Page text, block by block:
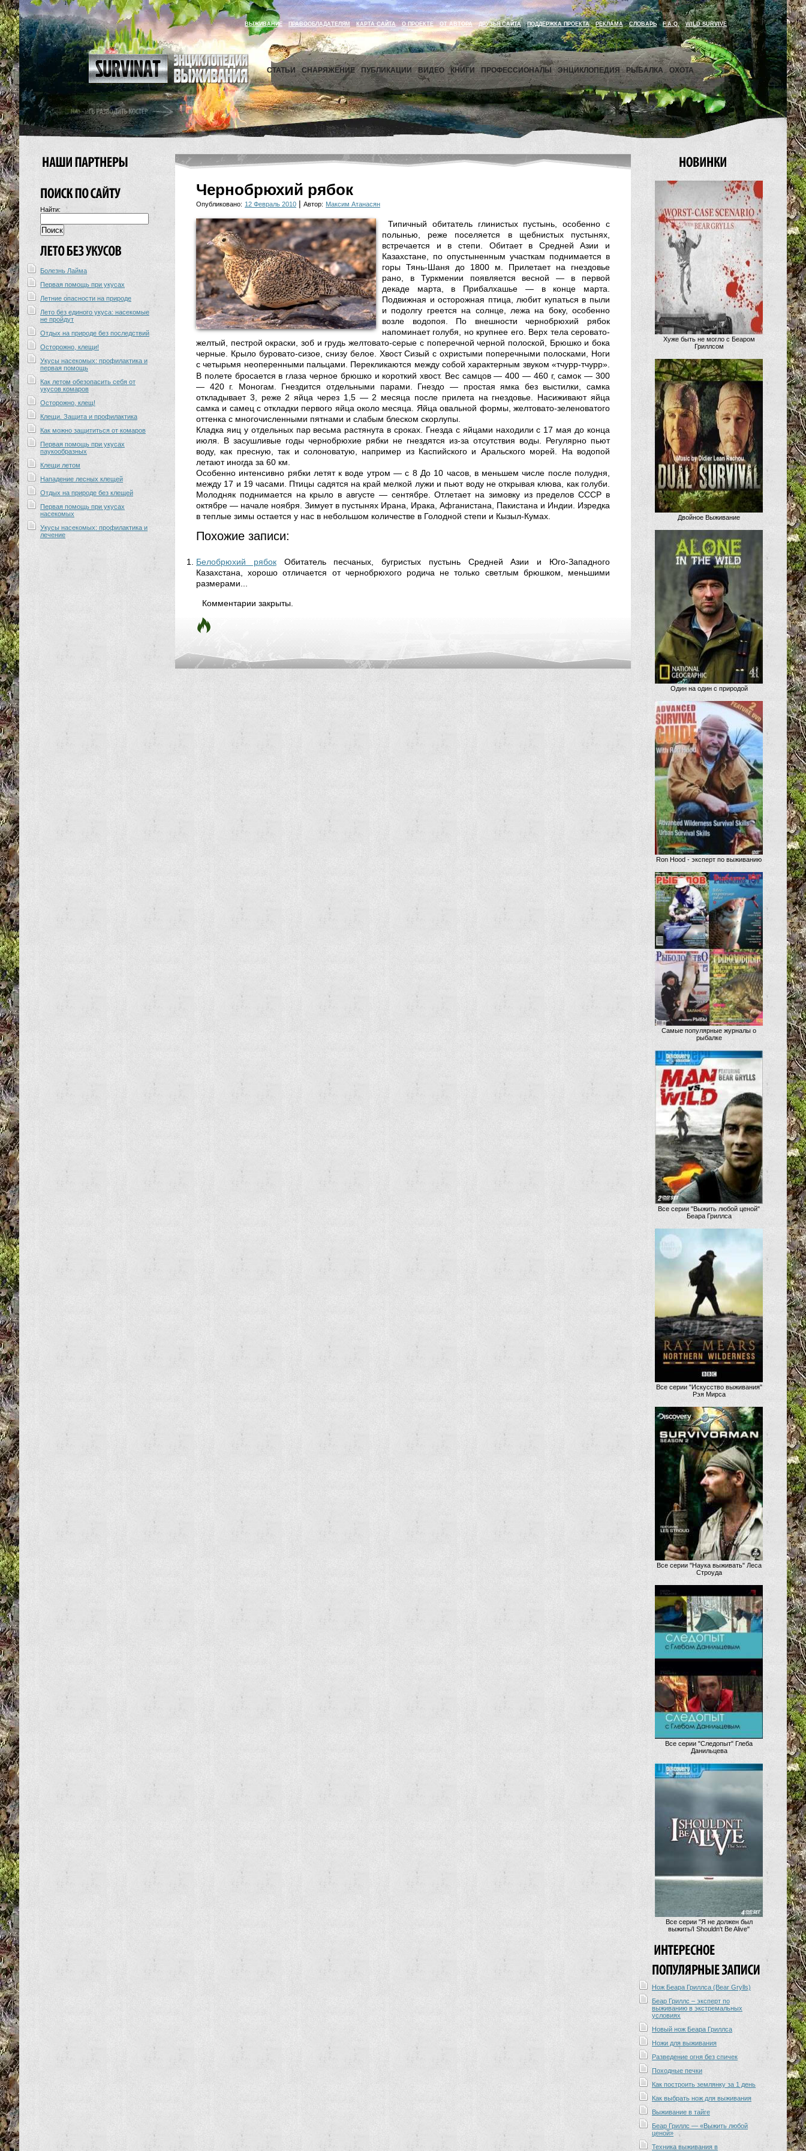
ВЫЖИВАНИЕ ПРАВООБЛАДАТЕЛЯМ КАРТА САЙТА О ПРОЕКТЕ ОТ АВТОРА ДРУЗЬЯ САЙТА ПОДДЕРЖКА ПРОЕКТА РЕКЛАМА СЛОВАРЬ F.A.Q. WILD SURVIVE
СТАТЬИ СНАРЯЖЕНИЕ ПУБЛИКАЦИИ ВИДЕО КНИГИ ПРОФЕССИОНАЛЫ ЭНЦИКЛОПЕДИЯ РЫБАЛКА ОХОТА
Найти:
Болезнь Лайма
Первая помощь при укусах
Летние опасности на природе
Лето без единого укуса: насекомые
не пройдут
Отдых на природе без последствий
Осторожно, клещи!
Укусы насекомых: профилактика и
первая помощь
Как летом обезопасить себя от
укусов комаров
Осторожно, клещ!
Клещи. Защита и профилактика
Как можно защититься от комаров
Первая помощь при укусах
паукообразных
Клещи летом
Нападение лесных клещей
Отдых на природе без клещей
Первая помощь при укусах
насекомых
Укусы насекомых: профилактика и
лечение
Чернобрюхий рябок
Опубликовано: 12 Февраль 2010 | Автор: Максим Атанасян
Типичный обитатель глинистых пустынь, особенно с
полынью, реже поселяется в щебнистых пустынях,
встречается и в степи. Обитает в Средней Азии и
Казахстане, по опустыненным участкам поднимается в
горы Тянь-Шаня до 1800 м. Прилетает на гнездовье
рано, в Туркмении появляется весной — в первой
декаде марта, в Прибалхашье — в конце марта.
Подвижная и осторожная птица, любит купаться в пыли
и подолгу греется на солнце, лежа на боку, особенно
возле водопоя. По внешности чернобрюхий рябок
напоминает голубя, но крупнее его. Верх тела серовато-
желтый, пестрой окраски, зоб и грудь желтовато-серые с поперечной черной полоской, Брюшко и бока
черные. Крыло буровато-сизое, снизу белое. Хвост Сизый с охристыми поперечными полосками, Ноги
с четырьмя неоперенными пальцами. Перекликаются между собой характерным звуком «тчурр-тчурр».
В полете бросается в глаза черное брюшко и короткий хвост. Вес самцов — 400 — 460 г, самок — 300
— 420 г. Моногам. Гнездится отдельными парами. Гнездо — простая ямка без выстилки, самка
откладывает 3, реже 2 яйца через 1,5 — 2 месяца после прилета на гнездовье. Насиживают яйца
самка и самец с откладки первого яйца около месяца. Яйца овальной формы, желтовато-зеленоватого
оттенка с многочисленными пятнами и слабым блеском скорлупы.
Кладка яиц у отдельных пар весьма растянута в сроках. Гнезда с яйцами находили с 17 мая до конца
июля. В засушливые годы чернобрюхие рябки не гнездятся из-за отсутствия воды. Регулярно пьют
воду, как пресную, так и солоноватую, например из Каспийского и Аральского морей. На водопой
летают иногда за 60 км.
Особенно интенсивно рябки летят к воде утром — с 8 До 10 часов, в меньшем числе после полудня,
между 17 и 19 часами. Птицы садятся на край мелкой лужи и пьют воду не открывая клюва, как голуби.
Молодняк поднимается на крыло в августе — сентябре. Отлетает на зимовку из пределов СССР в
октябре — начале ноября. Зимует в пустынях Ирана, Ирака, Афганистана, Пакистана и Индии. Изредка
в теплые зимы остается у нас в небольшом количестве в Голодной степи и Кызыл-Кумах.
Похожие записи:
Белобрюхий рябок
Обитатель песчаных, бугристых пустынь Средней Азии и Юго-Западного
Казахстана, хорошо отличается от чернобрюхого родича не только светлым брюшком, меньшими
размерами...
Комментарии закрыты.
Хуже быть не могло с Беаром
Гриллсом
Двойное Выживание
Один на один с природой
Ron Hood - эксперт по выживанию
Самые популярные журналы о
рыбалке
Все серии "Выжить любой ценой"
Беара Гриллса
Все серии "Искусство выживания"
Рэя Мирса
Все серии "Наука выживать" Леса
Строуда
Все серии "Следопыт" Глеба
Данильцева
Все серии "Я не должен был
выжить/I Shouldn't Be Alive"
Нож Беара Гриллса (Bear Grylls)
Беар Гриллс – эксперт по
выживанию в экстремальных
условиях
Новый нож Беара Гриллса
Ножи для выживания
Разведение огня без спичек
Походные печки
Как построить землянку за 1 день
Как выбрать нож для выживания
Выживание в тайге
Беар Гриллс — «Выжить любой
ценой»
Техника выживания в